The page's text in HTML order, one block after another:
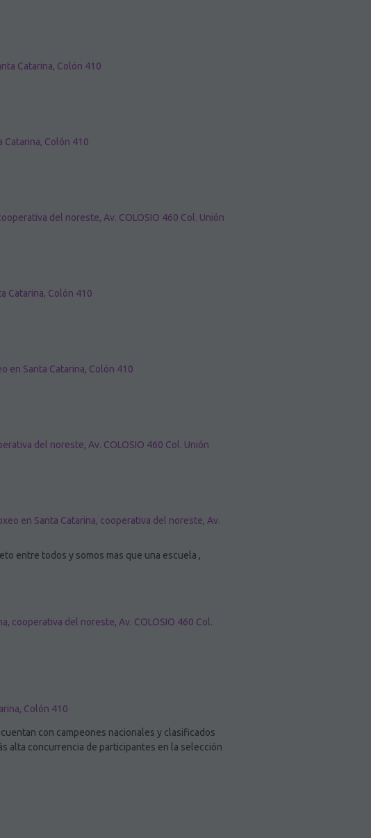
Catarina, Colón 410
Catarina, Colón 410
del noreste, Av. COLOSIO 460 Col. Unión
Catarina, Colón 410
en Santa Catarina, Colón 410
del noreste, Av. COLOSIO 460 Col. Unión
en Santa Catarina, cooperativa del noreste, Av.
entre todos y somos mas que una escuela ,
cooperativa del noreste, Av. COLOSIO 460 Col.
Colón 410
con campeones nacionales y clasificados
alta concurrencia de participantes en la selección